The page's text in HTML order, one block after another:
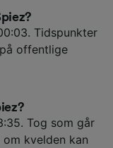
Tidspunkter
offentlige
Tog som går
kvelden kan